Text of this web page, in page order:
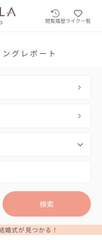
閲覧履歴ライク一覧
レポート
検索
婚式が見つかる！